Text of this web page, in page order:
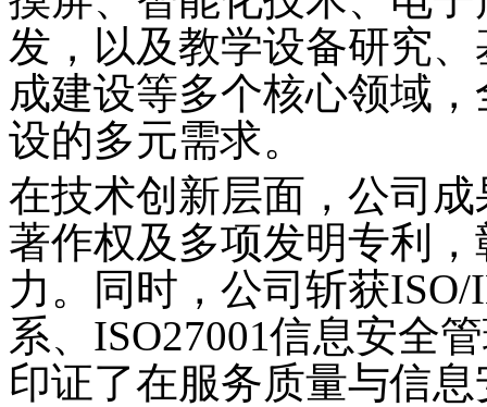
发，以及教学设备研究
成建设等多个核心领域
设的多元需求。
在技术创新层面，公司
著作权及多项发明专利
力。同时，公司斩获
系、ISO27001信息安全
印证了在服务质量与信